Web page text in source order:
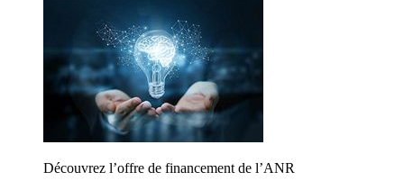
Découvrez l’offre de financement de l’ANR